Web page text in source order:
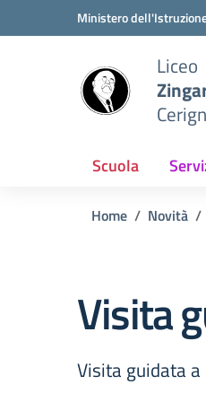
Vai ai contenuti
Vai al menu di navigazione
Ministero
Liceo
Scuola
Home Novità
Visita
Visita guidata